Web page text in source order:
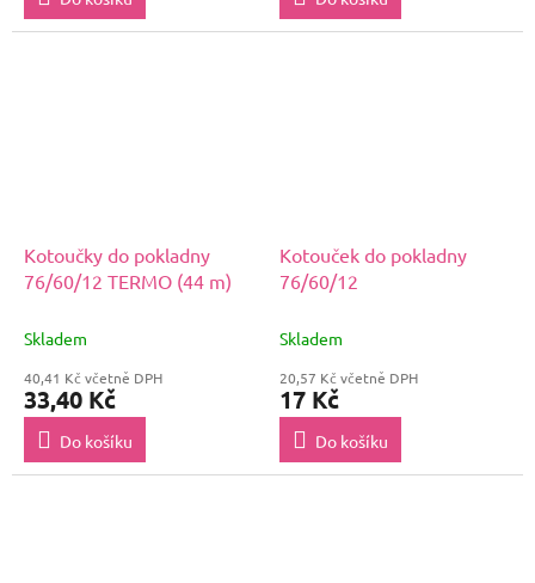
Kotoučky do pokladny
76/60/12 TERMO (44 m)
Skladem
40,41 Kč včetně DPH
33,40 Kč
Do košíku
Kotouček do pokladny
76/60/12
Skladem
20,57 Kč včetně DPH
17 Kč
Do košíku